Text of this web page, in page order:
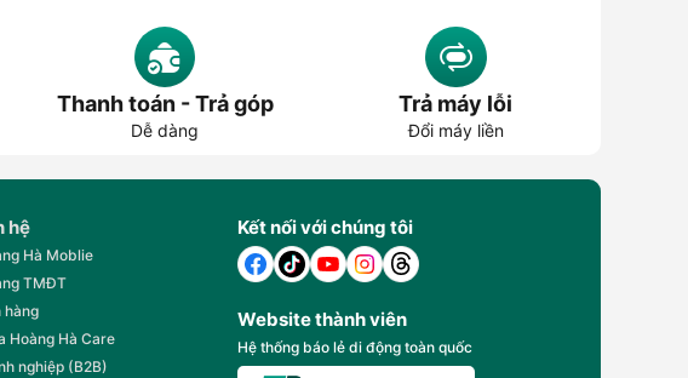
Thanh toán - Trả góp
Dễ dàng
Trả máy lỗi
Đổi máy liền
hệ
Hà Moblie
TMĐT
hàng
Hoàng Hà Care
nghiệp (B2B)
Kết nối với chúng tôi
Website thành viên
Hệ thống báo lẻ di động toàn quốc